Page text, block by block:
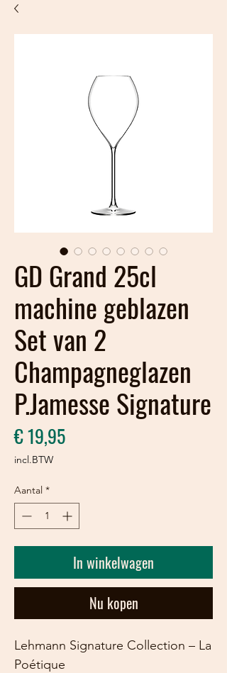
GD Grand 25cl
machine geblazen
Set van 2
Champagneglazen
P.Jamesse Signature
€ 19,95Prijs
incl.BTW
Aantal *
In winkelwagen
Nu kopen
Lehmann Signature Collection – La
Poétique